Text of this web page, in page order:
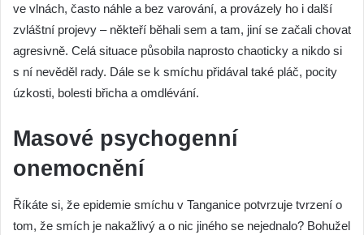
ve vlnách, často náhle a bez varování, a provázely ho i další
zvláštní projevy – někteří běhali sem a tam, jiní se začali chovat
agresivně. Celá situace působila naprosto chaoticky a nikdo si
s ní nevěděl rady. Dále se k smíchu přidával také pláč, pocity
úzkosti, bolesti břicha a omdlévání.
Masové psychogenní
onemocnění
Říkáte si, že epidemie smíchu v Tanganice potvrzuje tvrzení o
tom, že smích je nakažlivý a o nic jiného se nejednalo? Bohužel